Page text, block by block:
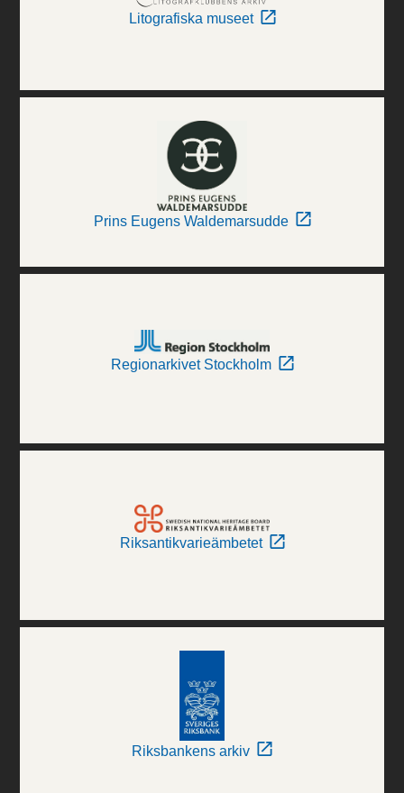
Litografiska museet
Prins Eugens Waldemarsudde
Regionarkivet Stockholm
Riksantikvarieämbetet
Riksbankens arkiv